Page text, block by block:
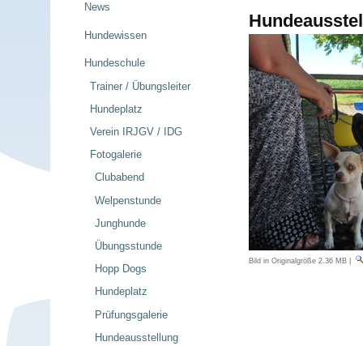
Bild in Originalgröße 2.36 MB|
News
Hundewissen
Hundeschule
Trainer / Übungsleiter
Hundeplatz
Verein IRJGV / IDG
Fotogalerie
Clubabend
Welpenstunde
Junghunde
Übungsstunde
Hopp Dogs
Hundeplatz
Prüfungsgalerie
Hundeausstellung